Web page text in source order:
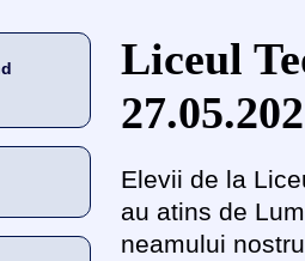
当前位置
Liceul
Elevii de la
au atins de
neamului